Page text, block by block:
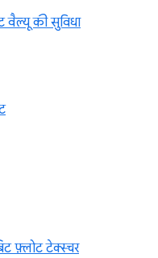
वैल्यू की सुविधा
फ़्लोट टेक्स्चर